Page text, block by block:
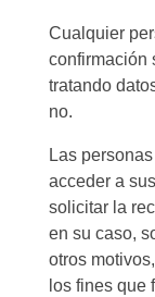
Cualquier
confirmación
tratando
no.
Las
acceder a
solicitar la
en su caso,
otros
los fines que